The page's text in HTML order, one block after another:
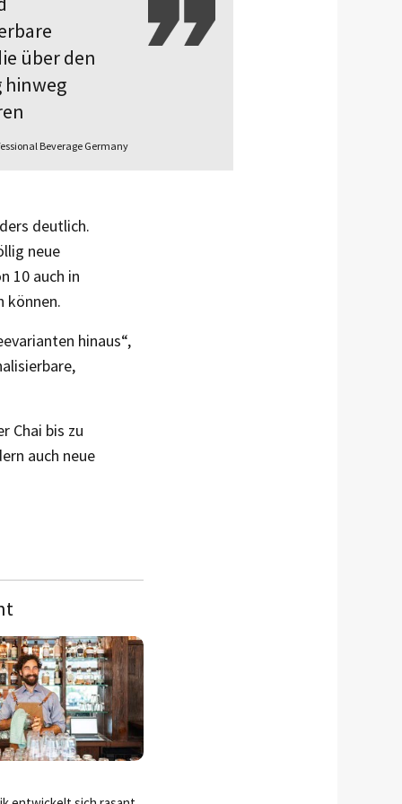
über den
hinweg
Beverage Germany
deutlich.
neue
10 auch in
können.
hinaus“,
Chai bis zu
auch neue